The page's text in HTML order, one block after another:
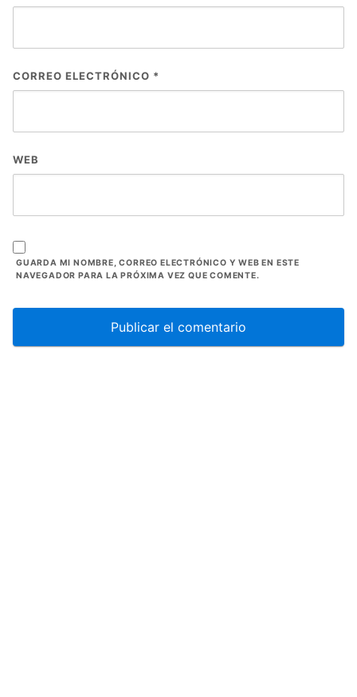
CORREO ELECTRÓNICO *
WEB
GUARDA MI NOMBRE, CORREO ELECTRÓNICO Y WEB EN ESTE
NAVEGADOR PARA LA PRÓXIMA VEZ QUE COMENTE.